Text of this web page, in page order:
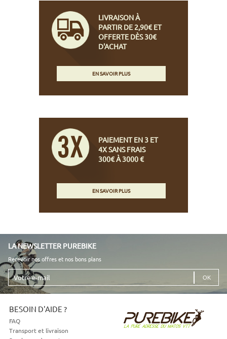
LIVRAISON À
PARTIR DE 2,90€ ET
OFFERTE DÈS 30€
D'ACHAT
EN SAVOIR PLUS
PAIEMENT EN 3 ET
4X SANS FRAIS
300€ À 3000 €
EN SAVOIR PLUS
LA NEWSLETTER PUREBIKE
Recevoir nos offres et nos bons plans
Votre
e-
mail
BESOIN D'AIDE ?
FAQ
Transport et livraison